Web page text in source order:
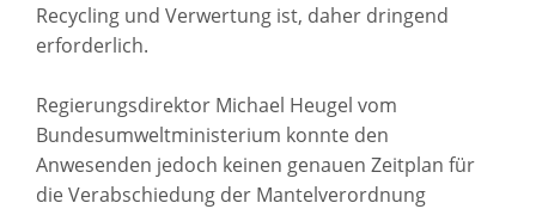
Recycling und Verwertung ist, daher dringend
erforderlich.
Regierungsdirektor Michael Heugel vom
Bundesumweltministerium konnte den
Anwesenden jedoch keinen genauen Zeitplan für
die Verabschiedung der Mantelverordnung